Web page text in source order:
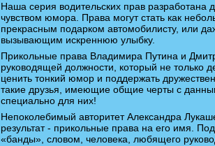
Наша серия водительских прав разработана
чувством юмора. Права могут стать как
прекрасным подарком автомобилисту, или
вызывающим искреннюю улыбку.
Прикольные права Владимира Путина и
руководящей должности, который не только
ценить тонкий юмор и поддержать
такие друзья, имеющие общие черты с
специально для них!
Непоколебимый авторитет Александра
результат - прикольные права на его имя.
«банды», словом, человека, любящего